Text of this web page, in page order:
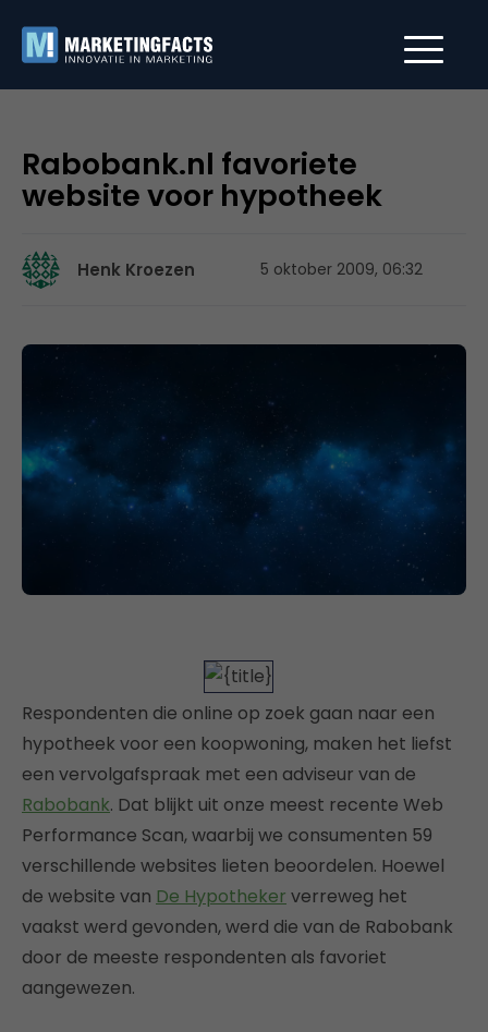
Rabobank.nl favoriete
website voor hypotheek
Henk Kroezen 5 oktober 2009, 06:32
Respondenten die online op zoek gaan naar een
hypotheek voor een koopwoning, maken het liefst
een vervolgafspraak met een adviseur van de
Rabobank. Dat blijkt uit onze meest recente Web
Performance Scan, waarbij we consumenten 59
verschillende websites lieten beoordelen. Hoewel
de website van De Hypotheker verreweg het
vaakst werd gevonden, werd die van de Rabobank
door de meeste respondenten als favoriet
aangewezen.